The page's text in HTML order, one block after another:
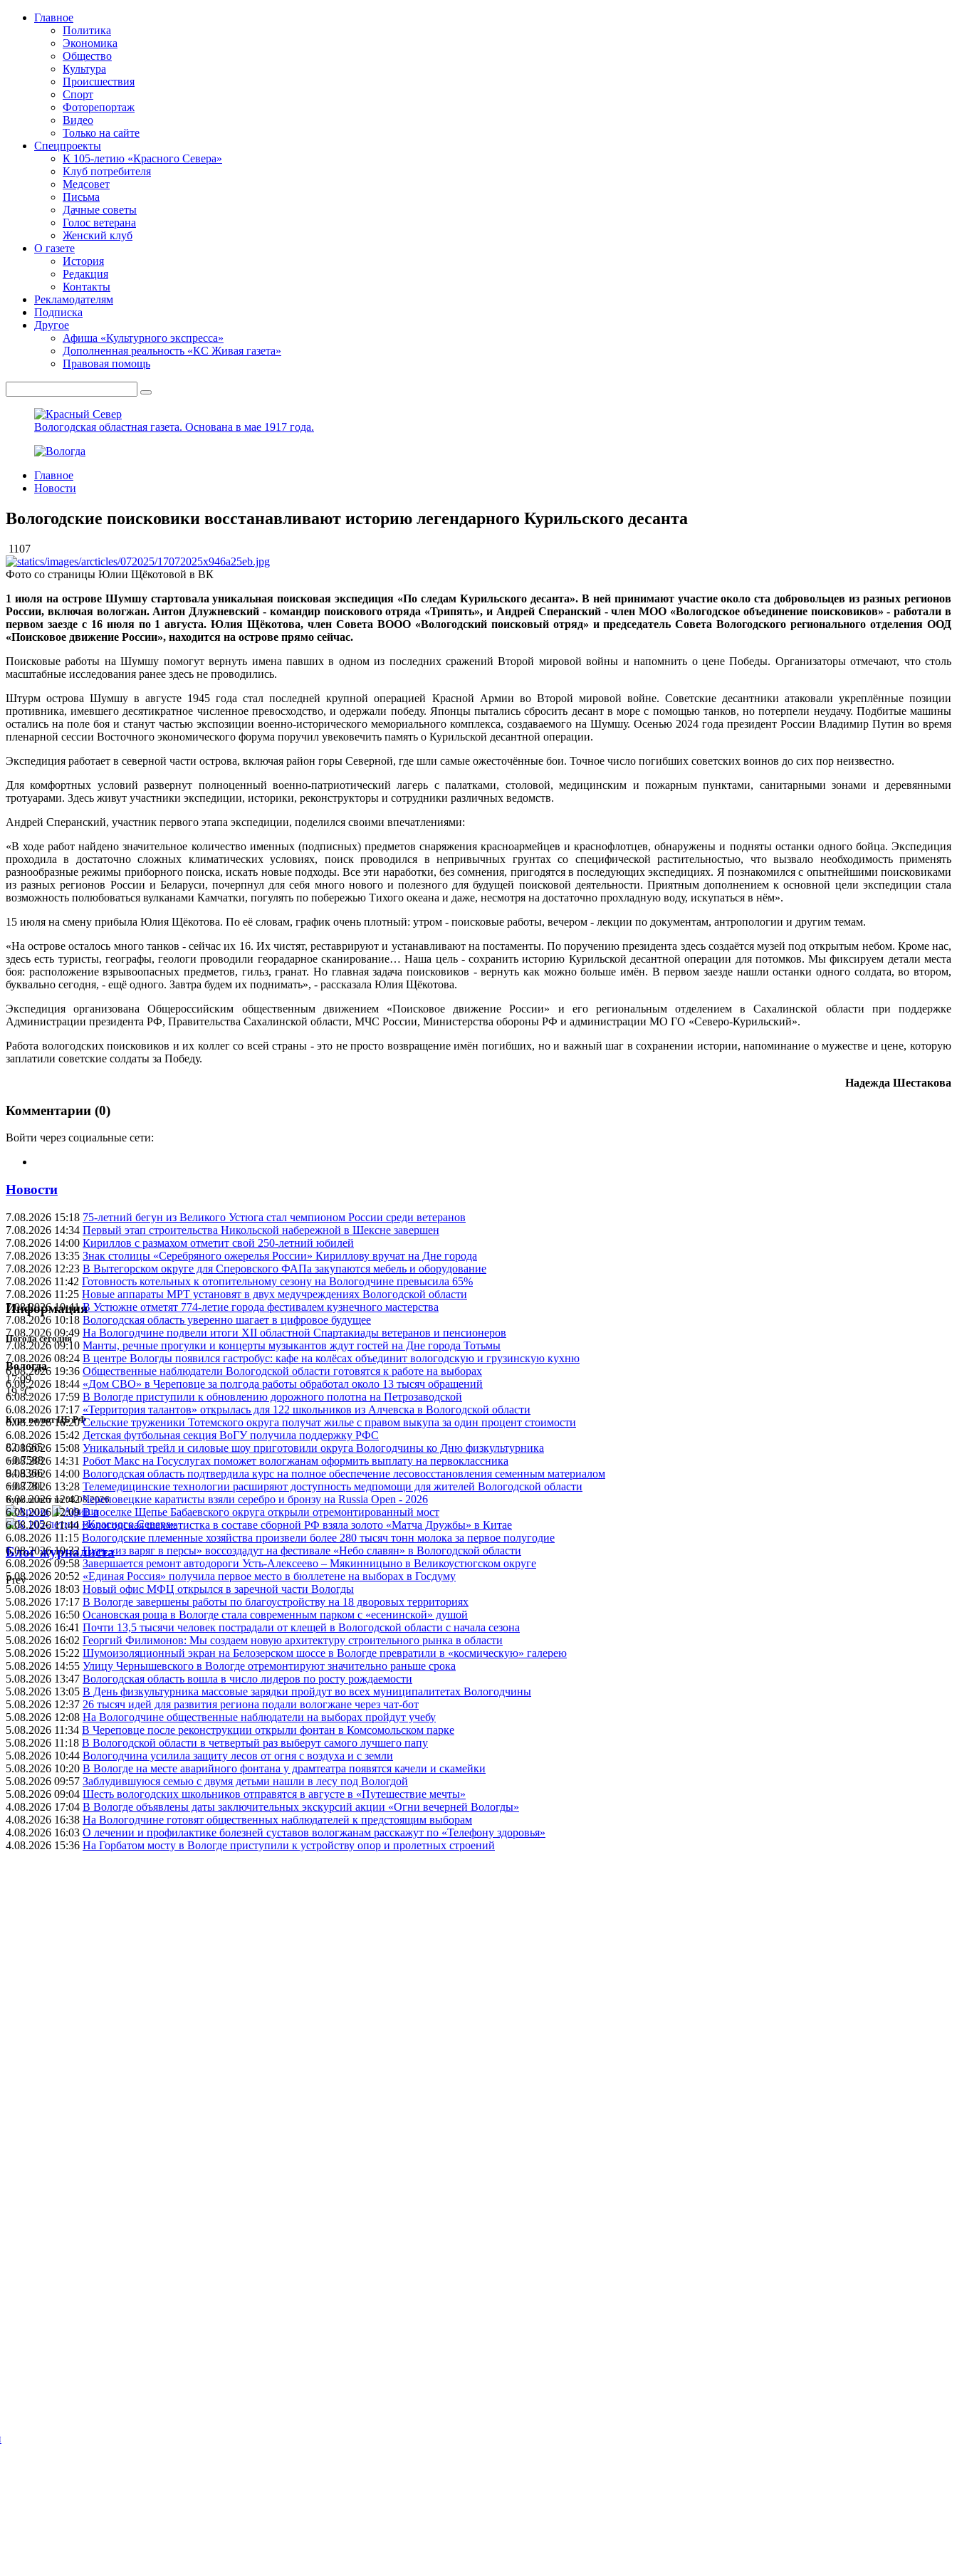
Главное
Политика
Экономика
Общество
Культура
Происшествия
Спорт
Фоторепортаж
Видео
Только на сайте
Спецпроекты
К 105-летию «Красного Севера»
Клуб потребителя
Медсовет
Письма
Дачные советы
Голос ветерана
Женский клуб
О газете
История
Редакция
Контакты
Рекламодателям
Подписка
Другое
Афиша «Культурного экспресса»
Дополненная реальность «КС Живая газета»
Правовая помощь
Вологодская областная газета. Основана в мае 1917 года.
Главное
Новости
Вологодские поисковики восстанавливают историю легендарного Курильского десанта
1107
Фото со страницы Юлии Щёкотовой в ВК
1 июля на острове Шумшу стартовала уникальная поисковая экспедиция «По следам Курильского десанта». В ней принимают участие около ста добровольцев из разных регионов
России, включая вологжан. Антон Длужневский - командир поискового отряда «Трипять», и Андрей Сперанский - член МОО «Вологодское объединение поисковиков» - работали в
первом заезде с 16 июля по 1 августа. Юлия Щёкотова, член Совета ВООО «Вологодский поисковый отряд» и председатель Совета Вологодского регионального отделения ООД
«Поисковое движение России», находится на острове прямо сейчас.
Поисковые работы на Шумшу помогут вернуть имена павших в одном из последних сражений Второй мировой войны и напомнить о цене Победы. Организаторы отмечают, что столь
масштабные исследования ранее здесь не проводились.
Штурм острова Шумшу в августе 1945 года стал последней крупной операцией Красной Армии во Второй мировой войне. Советские десантники атаковали укреплённые позиции
противника, имевшего десятикратное численное превосходство, и одержали победу. Японцы пытались сбросить десант в море с помощью танков, но потерпели неудачу. Подбитые машины
остались на поле боя и станут частью экспозиции военно-исторического мемориального комплекса, создаваемого на Шумшу. Осенью 2024 года президент России Владимир Путин во время
пленарной сессии Восточного экономического форума поручил увековечить память о Курильской десантной операции.
Экспедиция работает в северной части острова, включая район горы Северной, где шли самые ожесточённые бои. Точное число погибших советских воинов до сих пор неизвестно.
Для комфортных условий развернут полноценный военно-патриотический лагерь с палатками, столовой, медицинским и пожарным пунктами, санитарными зонами и деревянными
тротуарами. Здесь живут участники экспедиции, историки, реконструкторы и сотрудники различных ведомств.
Андрей Сперанский, участник первого этапа экспедиции, поделился своими впечатлениями:
«В ходе работ найдено значительное количество именных (подписных) предметов снаряжения красноармейцев и краснофлотцев, обнаружены и подняты останки одного бойца. Экспедиция
проходила в достаточно сложных климатических условиях, поиск проводился в непривычных грунтах со специфической растительностью, что вызвало необходимость применять
разнообразные режимы приборного поиска, искать новые подходы. Все эти наработки, без сомнения, пригодятся в последующих экспедициях. Я познакомился с опытнейшими поисковиками
из разных регионов России и Беларуси, почерпнул для себя много нового и полезного для будущей поисковой деятельности. Приятным дополнением к основной цели экспедиции стала
возможность полюбоваться вулканами Камчатки, погулять по побережью Тихого океана и даже, несмотря на достаточно прохладную воду, искупаться в нём».
15 июля на смену прибыла Юлия Щёкотова. По её словам, график очень плотный: утром - поисковые работы, вечером - лекции по документам, антропологии и другим темам.
«На острове осталось много танков - сейчас их 16. Их чистят, реставрируют и устанавливают на постаменты. По поручению президента здесь создаётся музей под открытым небом. Кроме нас,
здесь есть туристы, географы, геологи проводили георадарное сканирование… Наша цель - сохранить историю Курильской десантной операции для потомков. Мы фиксируем детали места
боя: расположение взрывоопасных предметов, гильз, гранат. Но главная задача поисковиков - вернуть как можно больше имён. В первом заезде нашли останки одного солдата, во втором,
буквально сегодня, - ещё одного. Завтра будем их поднимать», - рассказала Юлия Щёкотова.
Экспедиция организована Общероссийским общественным движением «Поисковое движение России» и его региональным отделением в Сахалинской области при поддержке
Администрации президента РФ, Правительства Сахалинской области, МЧС России, Министерства обороны РФ и администрации МО ГО «Северо-Курильский».
Работа вологодских поисковиков и их коллег со всей страны - это не просто возвращение имён погибших, но и важный шаг в сохранении истории, напоминание о мужестве и цене, которую
заплатили советские солдаты за Победу.
Надежда Шестакова
Комментарии (0)
Войти через социальные сети:
Новости
7.08.2026 15:18 75-летний бегун из Великого Устюга стал чемпионом России среди ветеранов
7.08.2026 14:34 Первый этап строительства Никольской набережной в Шексне завершен
7.08.2026 14:00 Кириллов с размахом отметит свой 250-летний юбилей
7.08.2026 13:35 Знак столицы «Серебряного ожерелья России» Кириллову вручат на Дне города
7.08.2026 12:23 В Вытегорском округе для Сперовского ФАПа закупаются мебель и оборудование
7.08.2026 11:42 Готовность котельных к отопительному сезону на Вологодчине превысила 65%
7.08.2026 11:25 Новые аппараты МРТ установят в двух медучреждениях Вологодской области
7.08.2026 10:41 В Устюжне отметят 774-летие города фестивалем кузнечного мастерства
7.08.2026 10:18 Вологодская область уверенно шагает в цифровое будущее
7.08.2026 09:49 На Вологодчине подвели итоги XII областной Спартакиады ветеранов и пенсионеров
7.08.2026 09:10 Манты, речные прогулки и концерты музыкантов ждут гостей на Дне города Тотьмы
7.08.2026 08:24 В центре Вологды появился гастробус: кафе на колёсах объединит вологодскую и грузинскую кухню
6.08.2026 19:36 Общественные наблюдатели Вологодской области готовятся к работе на выборах
6.08.2026 18:44 «Дом СВО» в Череповце за полгода работы обработал около 13 тысяч обращений
6.08.2026 17:59 В Вологде приступили к обновлению дорожного полотна на Петрозаводской
6.08.2026 17:17 «Территория талантов» открылась для 122 школьников из Алчевска в Вологодской области
6.08.2026 16:20 Сельские труженики Тотемского округа получат жилье с правом выкупа за один процент стоимости
6.08.2026 15:42 Детская футбольная секция ВоГУ получила поддержку РФС
6.08.2026 15:08 Уникальный трейл и силовые шоу приготовили округа Вологодчины ко Дню физкультурника
6.08.2026 14:31 Робот Макс на Госуслугах поможет вологжанам оформить выплату на первоклассника
6.08.2026 14:00 Вологодская область подтвердила курс на полное обеспечение лесовосстановления семенным материалом
6.08.2026 13:28 Телемедицинские технологии расширяют доступность медпомощи для жителей Вологодской области
6.08.2026 12:42 Череповецкие каратисты взяли серебро и бронзу на Russia Open - 2026
6.08.2026 12:09 В поселке Щепье Бабаевского округа открыли отремонтированный мост
6.08.2026 11:44 Вологодская шахматистка в составе сборной РФ взяла золото «Матча Дружбы» в Китае
6.08.2026 11:15 Вологодские племенные хозяйства произвели более 280 тысяч тонн молока за первое полугодие
6.08.2026 10:32 Путь «из варяг в персы» воссоздадут на фестивале «Небо славян» в Вологодской области
6.08.2026 09:58 Завершается ремонт автодороги Усть-Алексеево – Мякинницыно в Великоустюгском округе
5.08.2026 20:52 «Единая Россия» получила первое место в бюллетене на выборах в Госдуму
5.08.2026 18:03 Новый офис МФЦ открылся в заречной части Вологды
5.08.2026 17:17 В Вологде завершены работы по благоустройству на 18 дворовых территориях
5.08.2026 16:50 Осановская роща в Вологде стала современным парком с «есенинской» душой
5.08.2026 16:41 Почти 13,5 тысячи человек пострадали от клещей в Вологодской области с начала сезона
5.08.2026 16:02 Георгий Филимонов: Мы создаем новую архитектуру строительного рынка в области
5.08.2026 15:22 Шумоизоляционный экран на Белозерском шоссе в Вологде превратили в «космическую» галерею
5.08.2026 14:55 Улицу Чернышевского в Вологде отремонтируют значительно раньше срока
5.08.2026 13:47 Вологодская область вошла в число лидеров по росту рождаемости
5.08.2026 13:05 В День физкультурника массовые зарядки пройдут во всех муниципалитетах Вологодчины
5.08.2026 12:37 26 тысяч идей для развития региона подали вологжане через чат-бот
5.08.2026 12:08 На Вологодчине общественные наблюдатели на выборах пройдут учебу
5.08.2026 11:34 В Череповце после реконструкции открыли фонтан в Комсомольском парке
5.08.2026 11:18 В Вологодской области в четвертый раз выберут самого лучшего папу
5.08.2026 10:44 Вологодчина усилила защиту лесов от огня с воздуха и с земли
5.08.2026 10:20 В Вологде на месте аварийного фонтана у драмтеатра появятся качели и скамейки
5.08.2026 09:57 Заблудившуюся семью с двумя детьми нашли в лесу под Вологдой
5.08.2026 09:04 Шесть вологодских школьников отправятся в августе в «Путешествие мечты»
4.08.2026 17:04 В Вологде объявлены даты заключительных экскурсий акции «Огни вечерней Вологды»
4.08.2026 16:38 На Вологодчине готовят общественных наблюдателей к предстоящим выборам
4.08.2026 16:03 О лечении и профилактике болезней суставов вологжанам расскажут по «Телефону здоровья»
4.08.2026 15:36 На Горбатом мосту в Вологде приступили к устройству опор и пролетных строений
Информация
Погода сегодня
Вологда
17:09
19 °C
Курс валют ЦБ РФ
82.1665
+0.7588
94.8366
+0.7781
Курс валют на 08.08.2026
Блог журналиста
Prev